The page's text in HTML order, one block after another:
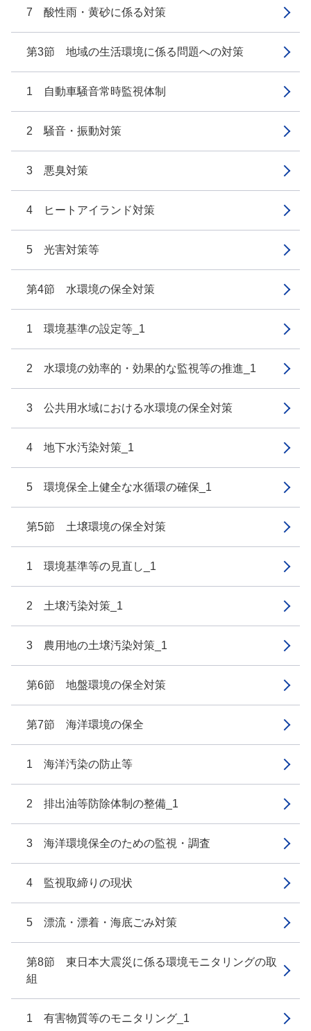
7 酸性雨・黄砂に係る対策
第3節 地域の生活環境に係る問題への対策
1 自動車騒音常時監視体制
2 騒音・振動対策
3 悪臭対策
4 ヒートアイランド対策
5 光害対策等
第4節 水環境の保全対策
1 環境基準の設定等_1
2 水環境の効率的・効果的な監視等の推進_1
3 公共用水域における水環境の保全対策
4 地下水汚染対策_1
5 環境保全上健全な水循環の確保_1
第5節 土壌環境の保全対策
1 環境基準等の見直し_1
2 土壌汚染対策_1
3 農用地の土壌汚染対策_1
第6節 地盤環境の保全対策
第7節 海洋環境の保全
1 海洋汚染の防止等
2 排出油等防除体制の整備_1
3 海洋環境保全のための監視・調査
4 監視取締りの現状
5 漂流・漂着・海底ごみ対策
第8節 東日本大震災に係る環境モニタリングの取
組
1 有害物質等のモニタリング_1